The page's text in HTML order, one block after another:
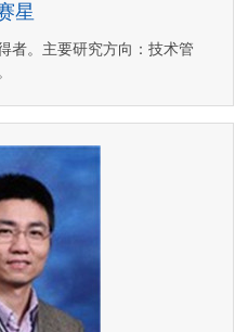
星
者。主要研究方向：技术管